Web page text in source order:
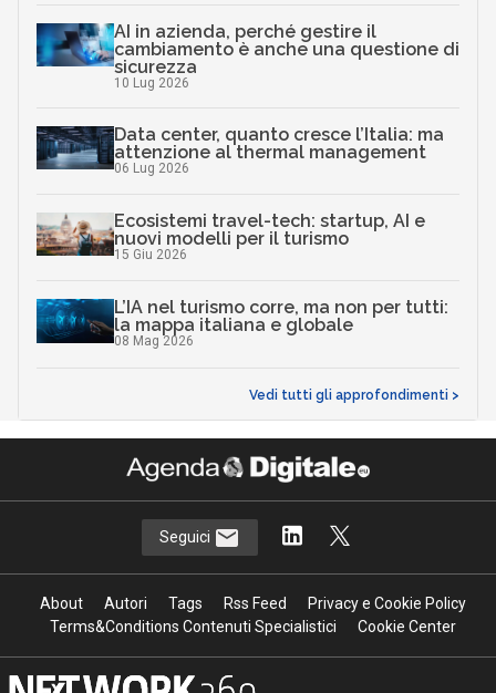
AI in azienda, perché gestire il
cambiamento è anche una questione di
sicurezza
10 Lug 2026
Data center, quanto cresce l’Italia: ma
attenzione al thermal management
06 Lug 2026
Ecosistemi travel-tech: startup, AI e
nuovi modelli per il turismo
15 Giu 2026
L’IA nel turismo corre, ma non per tutti:
la mappa italiana e globale
08 Mag 2026
Vedi tutti gli approfondimenti >
Seguici
About Autori Tags Rss Feed
Privacy e Cookie Policy
Terms&Conditions Contenuti Specialistici
Cookie Center